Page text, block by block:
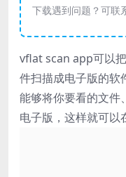
下载遇到问题？可联
vflat scan app可以
件扫描成电子版的软
能够将你要看的文件
电子版，这样就可以